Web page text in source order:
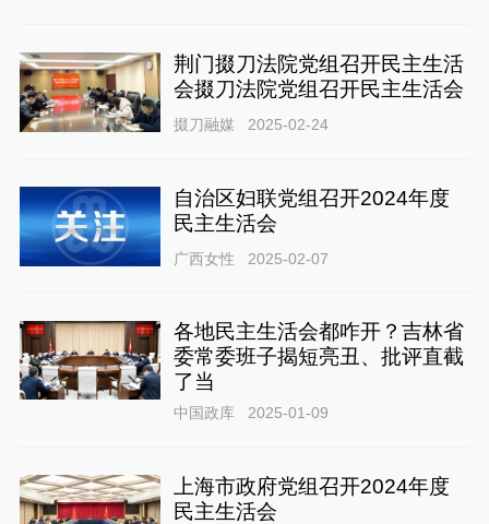
荆门掇刀法院党组召开民主生活
会掇刀法院党组召开民主生活会
掇刀融媒 2025-02-24
自治区妇联党组召开2024年度
民主生活会
广西女性 2025-02-07
各地民主生活会都咋开？吉林省
委常委班子揭短亮丑、批评直截
了当
中国政库 2025-01-09
上海市政府党组召开2024年度
民主生活会